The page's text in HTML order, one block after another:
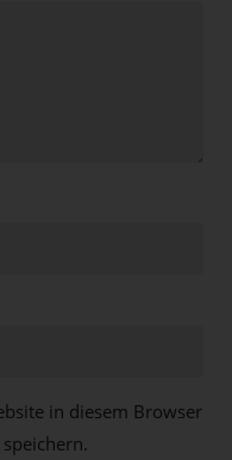
in diesem Browser